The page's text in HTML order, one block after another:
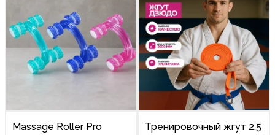
Massage Roller Pro Тренировочный жгут 2.5